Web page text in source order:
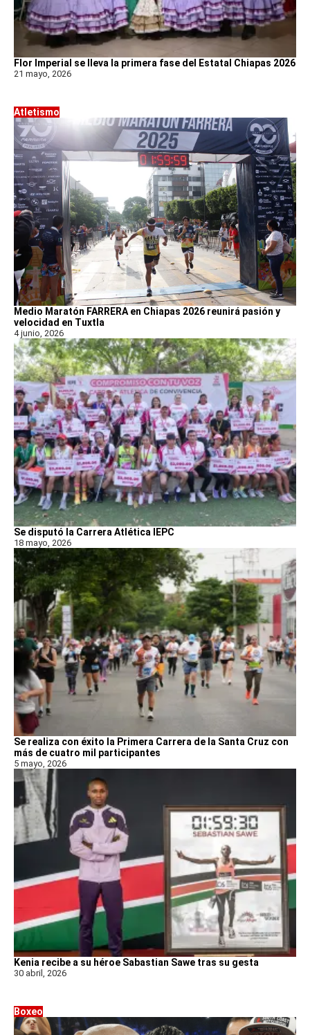
Flor Imperial se lleva la primera fase del Estatal Chiapas 2026
21 mayo, 2026
Atletismo
Medio Maratón FARRERA en Chiapas 2026 reunirá pasión y
velocidad en Tuxtla
4 junio, 2026
Se disputó la Carrera Atlética IEPC
18 mayo, 2026
Se realiza con éxito la Primera Carrera de la Santa Cruz con
más de cuatro mil participantes
5 mayo, 2026
Kenia recibe a su héroe Sabastian Sawe tras su gesta
30 abril, 2026
Boxeo